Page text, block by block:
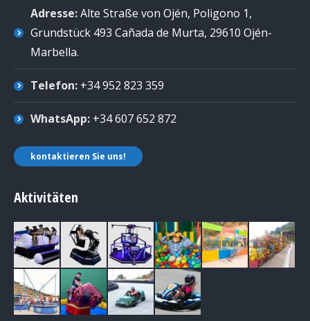
Adresse:Alte Straße von Ojén, Poligono 1,
Grundstück 493 Cañada de Murta, 29610 Ojén-
Marbella.
Telefon: +34 952 823 359
WhatsApp: +34 607 652 872
kontaktieren Sie uns!
Aktivitäten